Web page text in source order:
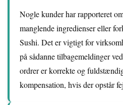
Nogle kunder har rapporteret
manglende ingredienser eller
Sushi. Det er vigtigt for
på sådanne tilbagemeldinger
ordrer er korrekte og
kompensation, hvis der opstår